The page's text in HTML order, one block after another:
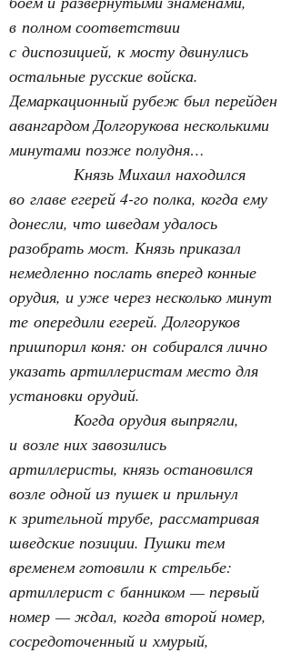
в полном соответствии
с диспозицией, к мосту двинулись
остальные русские войска.
Демаркационный рубеж был перейден
авангардом Долгорукова несколькими
минутами позже полудня…
Князь Михаил находился
во главе егерей 4-го полка, когда ему
донесли, что шведам удалось
разобрать мост. Князь приказал
немедленно послать вперед конные
орудия, и уже через несколько минут
те опередили егерей. Долгоруков
пришпорил коня: он собирался лично
указать артиллеристам место для
установки орудий.
Когда орудия выпрягли,
и возле них завозились
артиллеристы, князь остановился
возле одной из пушек и прильнул
к зрительной трубе, рассматривая
шведские позиции. Пушки тем
временем готовили к стрельбе:
артиллерист с банником — первый
номер — ждал, когда второй номер,
сосредоточенный и хмурый,